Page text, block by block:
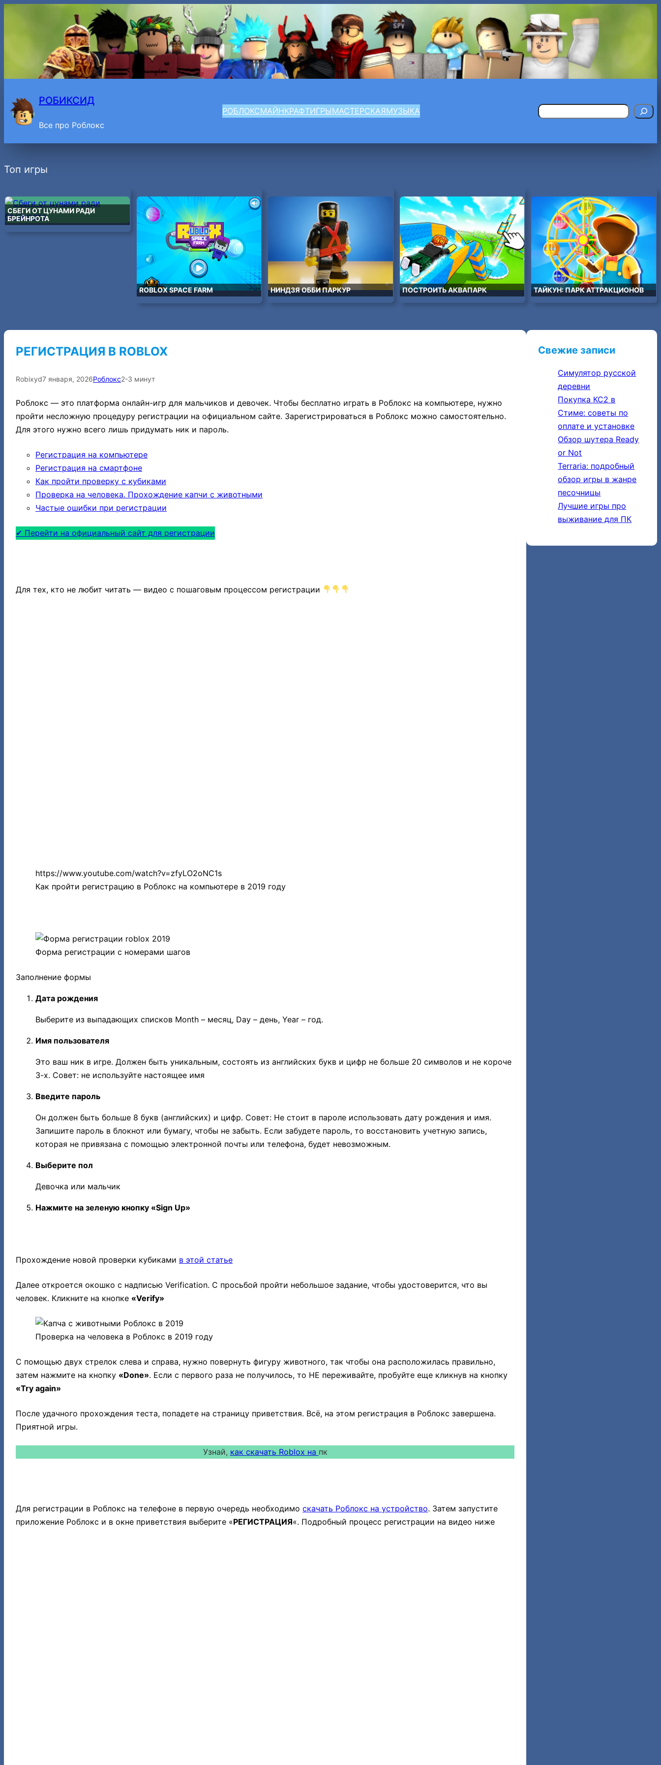
РОБИКСИД
Все про Роблокс
РОБЛОКСМАЙНКРАФТИГРЫМАСТЕРСКАЯМУЗЫКА Поиск
Топ игры
СБЕГИ ОТ ЦУНАМИ РАДИ
БРЕЙНРОТА
ROBLOX SPACE FARM НИНДЗЯ ОББИ ПАРКУР ПОСТРОИТЬ АКВАПАРК ТАЙКУН: ПАРК АТТРАКЦИОНОВ
РЕГИСТРАЦИЯ В ROBLOX
Robixyd7 января, 2026Роблокс2-3 минут
Роблокс — это платформа онлайн-игр для мальчиков и девочек. Чтобы бесплатно играть в Роблокс на компьютере, нужно
пройти несложную процедуру регистрации на официальном сайте. Зарегистрироваться в Роблокс можно самостоятельно.
Для этого нужно всего лишь придумать ник и пароль.
Регистрация на компьютере
Регистрация на смартфоне
Как пройти проверку с кубиками
Проверка на человека. Прохождение капчи с животными
Частые ошибки при регистрации
✔ Перейти на официальный сайт для регистрации
Для тех, кто не любит читать — видео с пошаговым процессом регистрации
https://www.youtube.com/watch?v=zfyLO2oNC1s
Как пройти регистрацию в Роблокс на компьютере в 2019 году
Форма регистрации с номерами шагов
Заполнение формы
Дата рождения
Выберите из выпадающих списков Month – месяц, Day – день, Year – год.
Имя пользователя
Это ваш ник в игре. Должен быть уникальным, состоять из английских букв и цифр не больше 20 символов и не короче
3-х. Совет: не используйте настоящее имя
Введите пароль
Он должен быть больше 8 букв (английских) и цифр. Совет: Не стоит в пароле использовать дату рождения и имя.
Запишите пароль в блокнот или бумагу, чтобы не забыть. Если забудете пароль, то восстановить учетную запись,
которая не привязана с помощью электронной почты или телефона, будет невозможным.
Выберите пол
Девочка или мальчик
Нажмите на зеленую кнопку «Sign Up»
Прохождение новой проверки кубиками в этой статье
Далее откроется окошко с надписью Verification. С просьбой пройти небольшое задание, чтобы удостоверится, что вы
человек. Кликните на кнопке «Verify»
Проверка на человека в Роблокс в 2019 году
С помощью двух стрелок слева и справа, нужно повернуть фигуру животного, так чтобы она расположилась правильно,
затем нажмите на кнопку «Done». Если с первого раза не получилось, то НЕ переживайте, пробуйте еще кликнув на кнопку
«Try again»
После удачного прохождения теста, попадете на страницу приветствия. Всё, на этом регистрация в Роблокс завершена.
Приятной игры.
Узнай, как скачать Roblox на пк
Для регистрации в Роблокс на телефоне в первую очередь необходимо скачать Роблокс на устройство. Затем запустите
приложение Роблокс и в окне приветствия выберите «РЕГИСТРАЦИЯ«. Подробный процесс регистрации на видео ниже
Свежие записи
Симулятор русской
деревни
Покупка КС2 в
Стиме: советы по
оплате и установке
Обзор шутера Ready
or Not
Terraria: подробный
обзор игры в жанре
песочницы
Лучшие игры про
выживание для ПК